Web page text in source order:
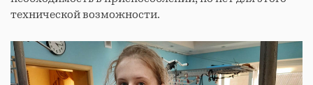
технической возможности.